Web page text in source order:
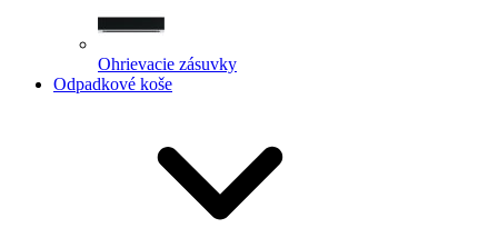
Ohrievacie zásuvky
Odpadkové koše